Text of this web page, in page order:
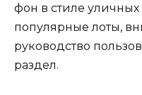
фон в стиле
популярные лоты,
руководство
раздел.